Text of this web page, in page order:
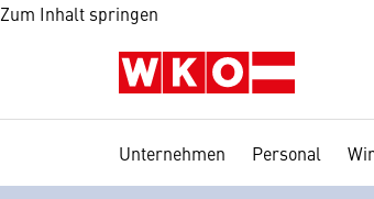
Zum Inhalt springen
Unternehmen Personal